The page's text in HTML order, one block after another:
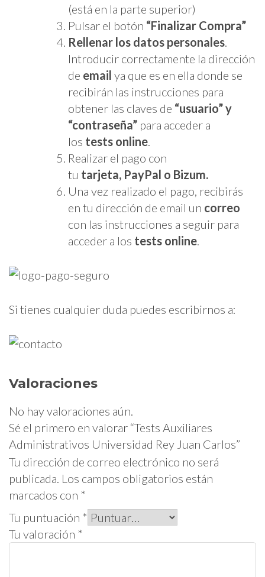
(está en la parte superior)
Pulsar el botón “Finalizar Compra”
Rellenar los datos personales.
Introducir correctamente la dirección
de email ya que es en ella donde se
recibirán las instrucciones para
obtener las claves de “usuario” y
“contraseña” para acceder a
los tests online.
Realizar el pago con
tu tarjeta, PayPal o Bizum.
Una vez realizado el pago, recibirás
en tu dirección de email un correo
con las instrucciones a seguir para
acceder a los tests online.
Si tienes cualquier duda puedes escribirnos a:
Valoraciones
No hay valoraciones aún.
Sé el primero en valorar “Tests Auxiliares
Administrativos Universidad Rey Juan Carlos”
Tu dirección de correo electrónico no será
publicada. Los campos obligatorios están
marcados con *
Tu puntuación *
Tu valoración *